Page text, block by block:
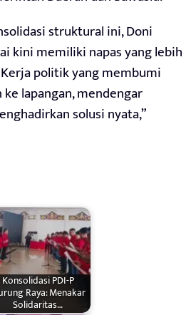
struktural ini, Doni
kini memiliki napas yang lebih
politik yang membumi
lapangan, mendengar
solusi nyata,”
Konsolidasi PDI-P
Raya: Menakar
Solidaritas…